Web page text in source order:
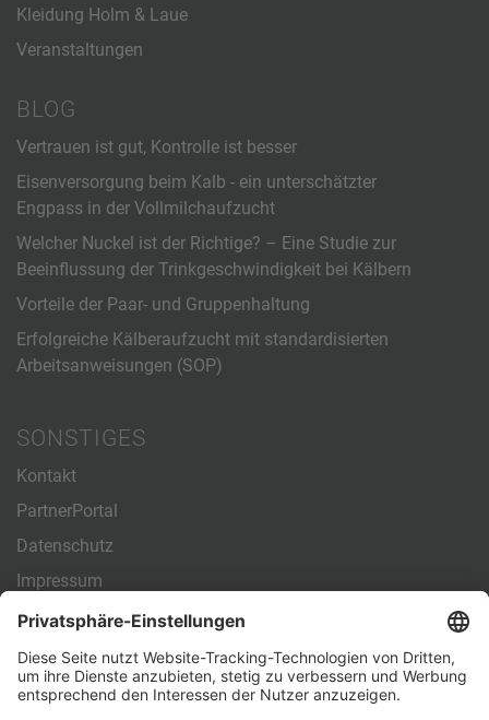
Kleidung Holm & Laue
Veranstaltungen
BLOG
Vertrauen ist gut, Kontrolle ist besser
Eisenversorgung beim Kalb - ein unterschätzter
Engpass in der Vollmilchaufzucht
Welcher Nuckel ist der Richtige? – Eine Studie zur
Beeinflussung der Trinkgeschwindigkeit bei Kälbern
Vorteile der Paar- und Gruppenhaltung
Erfolgreiche Kälberaufzucht mit standardisierten
Arbeitsanweisungen (SOP)
SONSTIGES
Kontakt
PartnerPortal
Datenschutz
Impressum
Allgemeine Geschäftsbedingungen